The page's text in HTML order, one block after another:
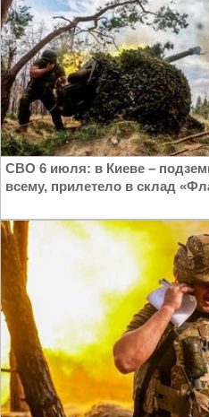
СВО 6 июля: в Киеве –
всему, прилетело в склад